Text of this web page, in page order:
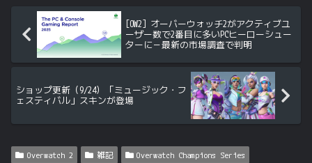
[OW2] オーバーウォッチ2がアクティブユ
ーザー数で2番目に多いPCヒーローシュー
ターに－最新の市場調査で判明
ショップ更新（9/24）「ミュージック・フ
ェスティバル」スキンが登場
Overwatch 2 雑記 Overwatch Champions Series